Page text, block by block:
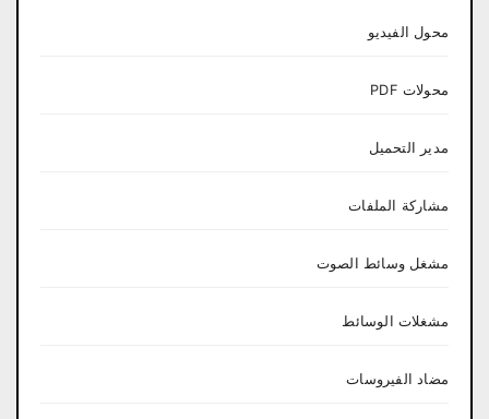
محول الفيديو
محولات PDF
مدير التحميل
مشاركة الملفات
مشغل وسائط الصوت
مشغلات الوسائط
مضاد الفيروسات